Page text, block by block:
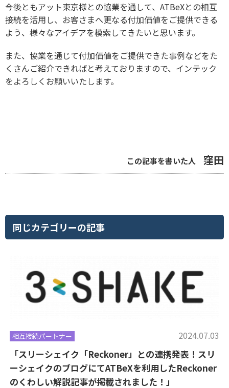
今後ともアット東京様との協業を通して、ATBeXとの相互
接続を活用し、お客さまへ更なる付加価値をご提供できる
よう、様々なアイデアを模索してきたいと思います。
また、協業を通じて付加価値をご提供できた事例などをた
くさんご紹介できればと考えておりますので、インテック
をよろしくお願いいたします。
この記事を書いた人 窪田
同じカテゴリーの記事
相互接続パートナー 2024.07.03
「スリーシェイク「Reckoner」との連携発表！スリ
ーシェイクのブログにてATBeXを利用したReckoner
のくわしい解説記事が掲載されました！」